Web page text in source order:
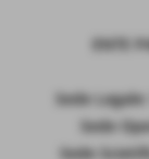
ENTE
Sede Legale:
Sede
Sede